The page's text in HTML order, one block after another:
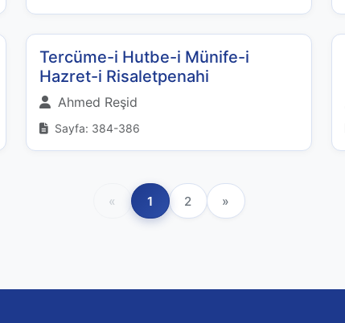
Tercüme-i Hutbe-i Münife-i
Hazret-i Risaletpenahi
Ahmed Reşid
Sayfa: 384-386
« 1 2 »